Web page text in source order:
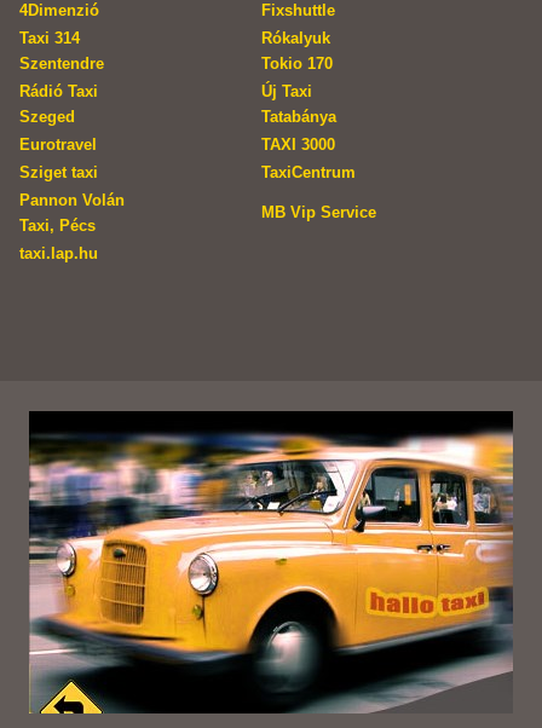
4Dimenzió
Fixshuttle
Taxi 314
Szentendre
Rókalyuk
Tokio 170
Rádió Taxi
Szeged
Új Taxi
Tatabánya
Eurotravel
TAXI 3000
Sziget taxi
TaxiCentrum
Pannon Volán
Taxi, Pécs
MB Vip Service
taxi.lap.hu